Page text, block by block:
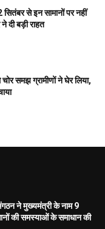
से इन सामानों पर नहीं
दी बड़ी राहत
समझ ग्रामीणों ने घेर लिया,
ने मुख्यमंत्री के नाम 9
की समस्याओं के समाधान की